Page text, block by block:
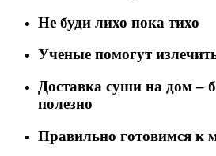
Не буди лихо пока тихо
Ученые помогут
Доставка суши на дом –
полезно
Правильно готовимся к